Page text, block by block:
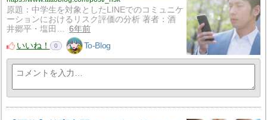
原題：中学生を対象としたLINEでのコミュニケ
ーションにおけるリスク評価の分析 著者：酒
井郷平・塩田…
6年前
いいね！
0 To-Blog